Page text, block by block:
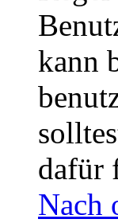
kann
dafür
Nach